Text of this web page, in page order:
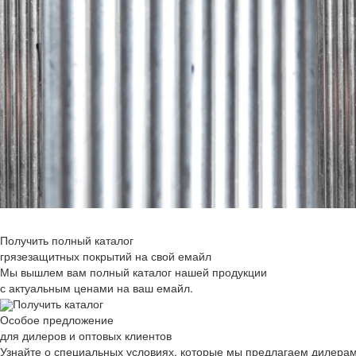
Получить полный каталог
грязезащитных покрытий на свой емайл
Мы вышлем вам полный каталог нашей продукции
с актуальным ценами на ваш емайл.
Получить каталог
Особое предложение
для дилеров и оптовых клиентов
Узнайте о специальных условиях, которые мы предлагаем